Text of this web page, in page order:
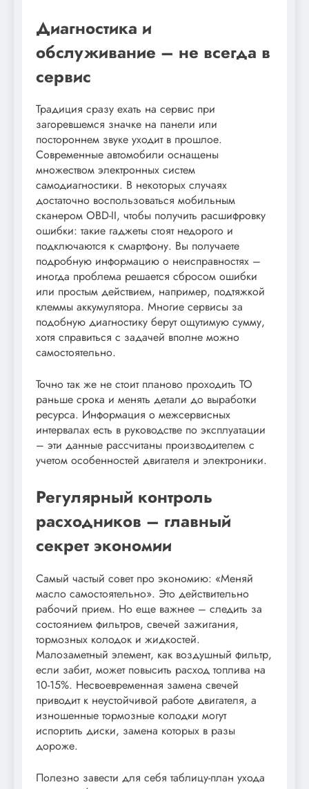
Диагностика и
обслуживание – не всегда в
сервис
Традиция сразу ехать на сервис при
загоревшемся значке на панели или
постороннем звуке уходит в прошлое.
Современные автомобили оснащены
множеством электронных систем
самодиагностики. В некоторых случаях
достаточно воспользоваться мобильным
сканером OBD-II, чтобы получить расшифровку
ошибки: такие гаджеты стоят недорого и
подключаются к смартфону. Вы получаете
подробную информацию о неисправностях –
иногда проблема решается сбросом ошибки
или простым действием, например, подтяжкой
клеммы аккумулятора. Многие сервисы за
подобную диагностику берут ощутимую сумму,
хотя справиться с задачей вполне можно
самостоятельно.
Точно так же не стоит планово проходить ТО
раньше срока и менять детали до выработки
ресурса. Информация о межсервисных
интервалах есть в руководстве по эксплуатации
– эти данные рассчитаны производителем с
учетом особенностей двигателя и электроники.
Регулярный контроль
расходников – главный
секрет экономии
Самый частый совет про экономию: «Меняй
масло самостоятельно». Это действительно
рабочий прием. Но еще важнее – следить за
состоянием фильтров, свечей зажигания,
тормозных колодок и жидкостей.
Малозаметный элемент, как воздушный фильтр,
если забит, может повысить расход топлива на
10-15%. Несвоевременная замена свечей
приводит к неустойчивой работе двигателя, а
изношенные тормозные колодки могут
испортить диски, замена которых в разы
дороже.
Полезно завести для себя таблицу-план ухода